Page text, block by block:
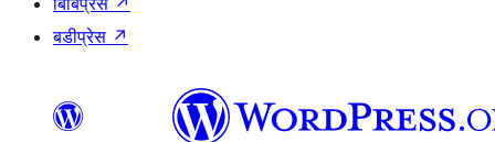
बडीप्रेस ↗